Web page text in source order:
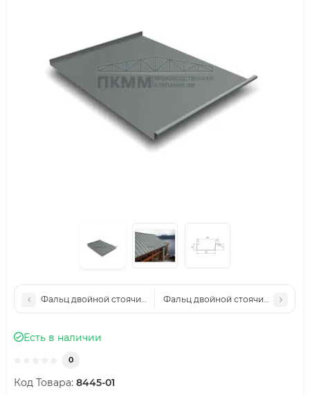
Фальц двойной стоячий Grand Line 0,45 PE с пленкой на
Фальц двойной стоячий Grand
Есть в наличии
0
Код Товара: 8445-01